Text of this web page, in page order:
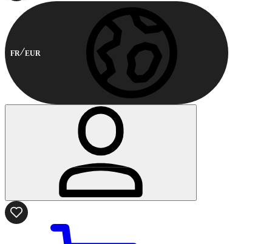
FR EUR